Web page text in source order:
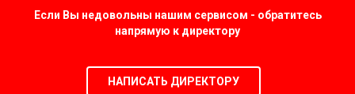
Если Вы недовольны нашим сервисом - обратитесь
напрямую к директору
НАПИСАТЬ ДИРЕКТОРУ